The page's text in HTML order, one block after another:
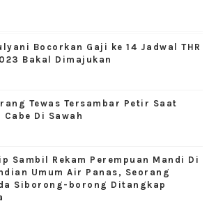
Bocorkan Gaji ke 14 Jadwal THR
Bakal Dimajukan
Tewas Tersambar Petir Saat
Cabe Di Sawah
Sambil Rekam Perempuan Mandi Di
Umum Air Panas, Seorang
Siborong-borong Ditangkap